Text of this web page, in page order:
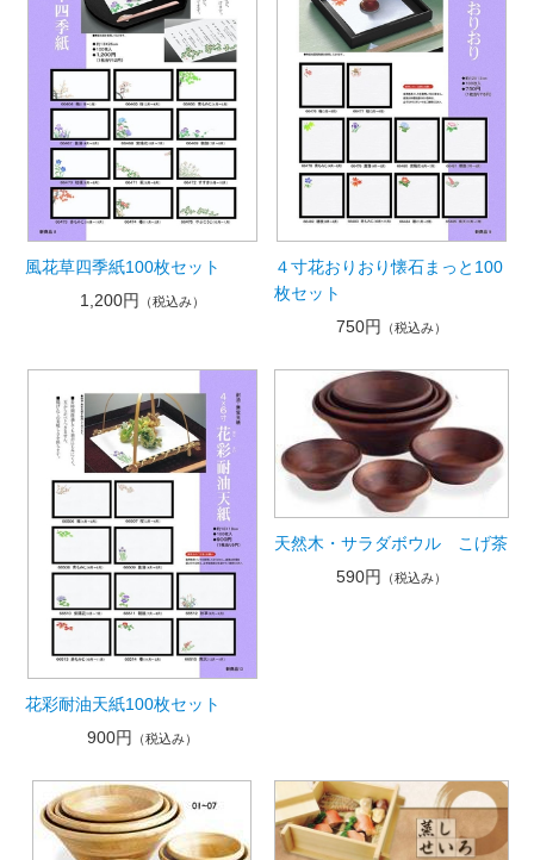
風花草四季紙100枚セット
1,200円
（税込み）
４寸花おりおり懐石まっと100
枚セット
750円
（税込み）
花彩耐油天紙100枚セット
900円
（税込み）
天然木・サラダボウル こげ茶
590円
（税込み）